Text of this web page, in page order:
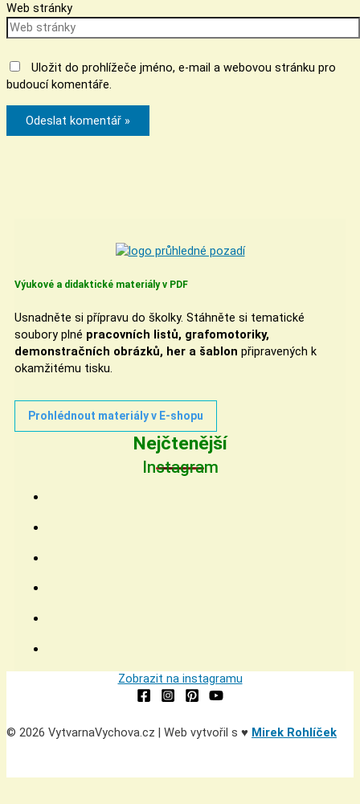
Web stránky
Uložit do prohlížeče jméno, e-mail a webovou stránku pro
budoucí komentáře.
Výukové a didaktické materiály v PDF
Usnadněte si přípravu do školky. Stáhněte si tematické
soubory plné pracovních listů, grafomotoriky,
demonstračních obrázků, her a šablon připravených k
okamžitému tisku.
Prohlédnout materiály v E-shopu
Nejčtenější
Instagram
Zobrazit na instagramu
© 2026 VytvarnaVychova.cz | Web vytvořil s ♥ Mirek Rohlíček